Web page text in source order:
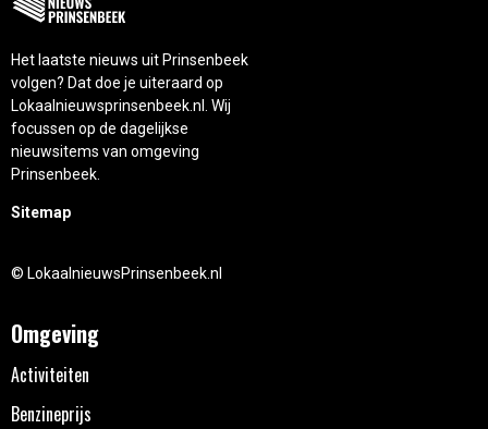
Het laatste nieuws uit Prinsenbeek
volgen? Dat doe je uiteraard op
Lokaalnieuwsprinsenbeek.nl. Wij
focussen op de dagelijkse
nieuwsitems van omgeving
Prinsenbeek.
Sitemap
© LokaalnieuwsPrinsenbeek.nl
Omgeving
Activiteiten
Benzineprijs